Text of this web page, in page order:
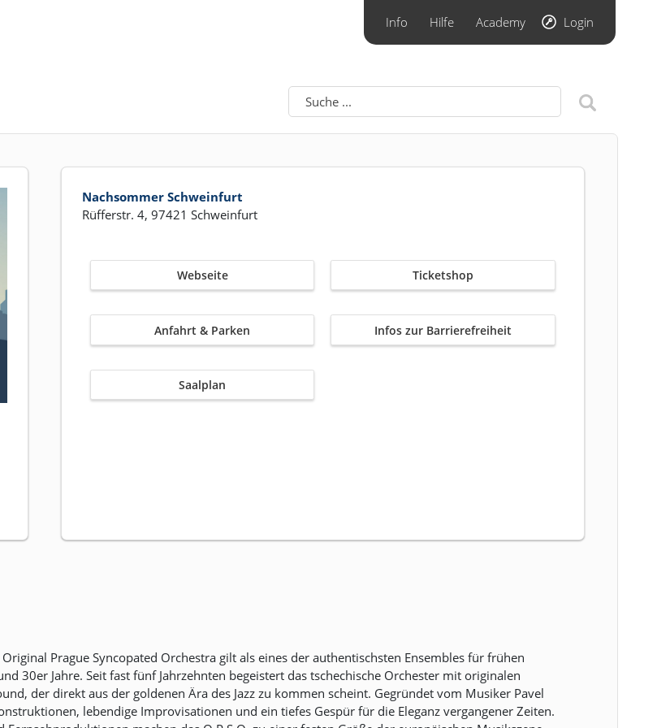
Info Hilfe Academy Login
Nachsommer Schweinfurt
Rüfferstr. 4, 97421 Schweinfurt
Webseite Ticketshop
Anfahrt & Parken Infos zur Barrierefreiheit
Saalplan
Prague Syncopated Orchestra gilt als eines der authentischsten Ensembles für frühen
30er Jahre. Seit fast fünf Jahrzehnten begeistert das tschechische Orchester mit originalen
der direkt aus der goldenen Ära des Jazz zu kommen scheint. Gegründet vom Musiker Pavel
lebendige Improvisationen und ein tiefes Gespür für die Eleganz vergangener Zeiten.